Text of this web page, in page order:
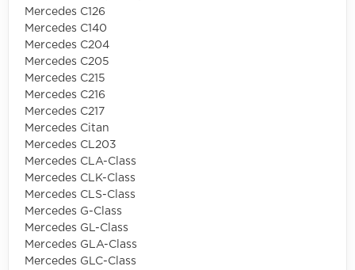
Mercedes C126
Mercedes C140
Mercedes C204
Mercedes C205
Mercedes C215
Mercedes C216
Mercedes C217
Mercedes Citan
Mercedes CL203
Mercedes CLA-Class
Mercedes CLK-Class
Mercedes CLS-Class
Mercedes G-Class
Mercedes GL-Class
Mercedes GLA-Class
Mercedes GLC-Class